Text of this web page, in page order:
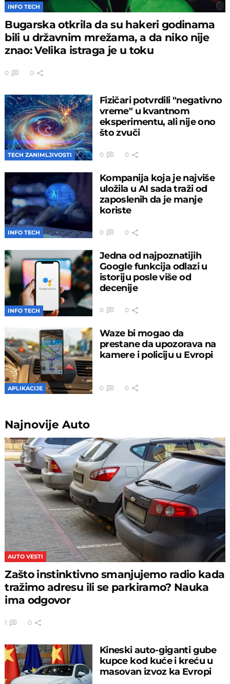
INFO TECH
Bugarska otkrila da su hakeri godinama
bili u državnim mrežama, a da niko nije
znao: Velika istraga je u toku
0 0
TECH ZANIMLJIVOSTI
Fizičari potvrdili "negativno
vreme" u kvantnom
eksperimentu, ali nije ono
što zvuči
0 0
INFO TECH
Kompanija koja je najviše
uložila u AI sada traži od
zaposlenih da je manje
koriste
0 0
INFO TECH
Jedna od najpoznatijih
Google funkcija odlazi u
istoriju posle više od
decenije
0 0
APLIKACIJE
Waze bi mogao da
prestane da upozorava na
kamere i policiju u Evropi
0 0
NajnovijeAuto
AUTO VESTI
Zašto instinktivno smanjujemo radio kada
tražimo adresu ili se parkiramo? Nauka
ima odgovor
1 0
Kineski auto-giganti gube
kupce kod kuće i kreću u
masovan izvoz ka Evropi